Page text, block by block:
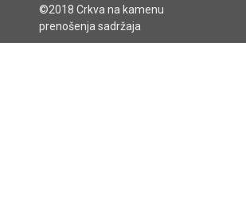
©2018 Crkva na kamenu
prenošenja sadržaja